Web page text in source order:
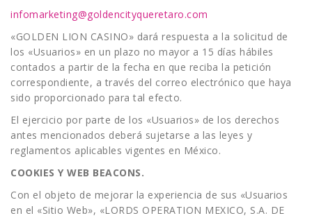
infomarketing@goldencityqueretaro.com
«GOLDEN LION CASINO» dará respuesta a la solicitud de
los «Usuarios» en un plazo no mayor a 15 días hábiles
contados a partir de la fecha en que reciba la petición
correspondiente, a través del correo electrónico que haya
sido proporcionado para tal efecto.
El ejercicio por parte de los «Usuarios» de los derechos
antes mencionados deberá sujetarse a las leyes y
reglamentos aplicables vigentes en México.
COOKIES Y WEB BEACONS.
Con el objeto de mejorar la experiencia de sus «Usuarios
en el «Sitio Web», «LORDS OPERATION MEXICO, S.A. DE